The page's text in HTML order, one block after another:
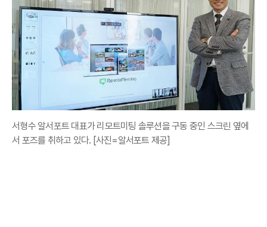
서형수 알서포트 대표가 리모트미팅 솔루션을 구동 중인 스크린 옆에
서 포즈를 취하고 있다. [사진=알서포트 제공]